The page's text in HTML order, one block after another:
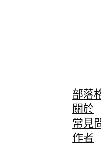
部落
關於
常見
作者